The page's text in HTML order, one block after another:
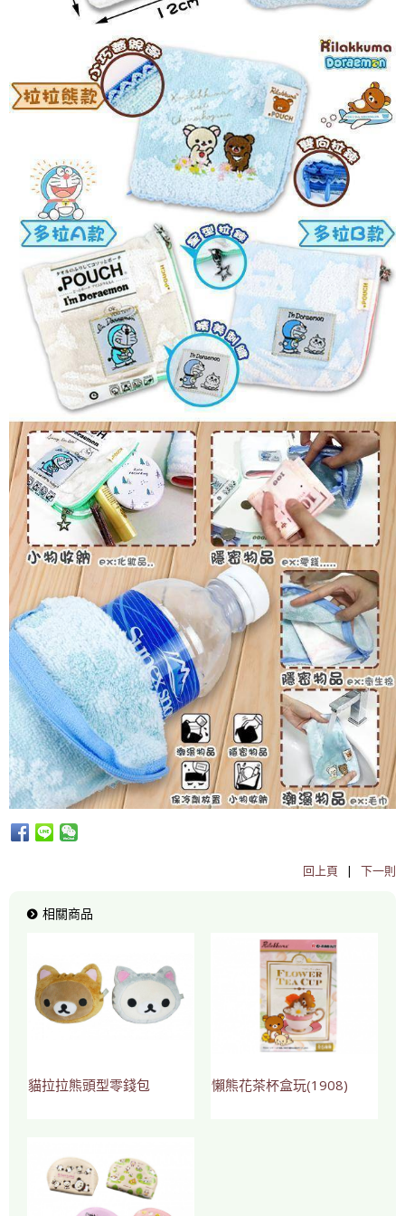
回上頁 | 下一則
相關商品
貓拉拉熊頭型零錢包 懶熊花茶杯盒玩(1908)